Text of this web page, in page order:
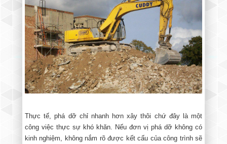
Thực tế, phá dỡ chỉ nhanh hơn xây thôi chứ đây là một
công việc thực sự khó khăn. Nếu đơn vị phá dỡ không có
kinh nghiệm, không nắm rõ được kết cấu của công trình sẽ